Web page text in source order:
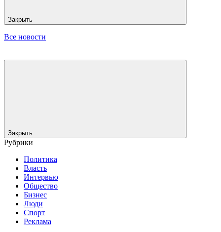
Закрыть
Все новости
Закрыть
Рубрики
Политика
Власть
Интервью
Общество
Бизнес
Люди
Спорт
Реклама